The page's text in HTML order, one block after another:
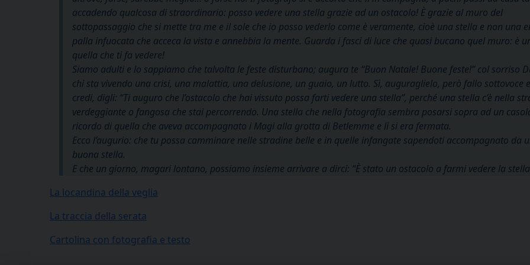
accadendo qualcosa di straordinario: posso vedere una stella grazie ad un ostacolo! È grazie al muro del
sottopassaggio che si mette tra me e il sole che io posso vederlo come è veramente, cioè una stella e non una
palla infuocata che acceca la vista e annebbia la mente. Guarda i fasci di luce che quasi bucano quel muro: è
quella che ti fa vedere!
Siamo adulti e lo sappiamo che talvolta le feste disturbano; augura te “Buon Natale! Buone feste!” col sorriso
chi sta vivendo una crisi, una malattia, una delusione, un guaio, un lutto. Sì, auguraglielo, però fallo sottovoce
credi, digli: “Ti auguro che l’ostacolo che hai vissuto possa farti vedere una stella”, perché una stella c’è nella
verdeggiante o fangosa che stai percorrendo. Una stella che nella fotografia sembra posarsi sopra ad un
ricordo di quella che aveva accompagnato i Magi alla grotta di Betlemme e lì si era fermata.
Ecco l’augurio: che tu possa camminare nelle stradine belle e in quelle infangate sapendoti accompagnato da
buona stella.
E che un giorno, magari lontano, possiamo insieme arrivare a dirci: “È stato un ostacolo a farmi vedere la
La locandina della veglia
La traccia della serata
Cartolina con fotografia e testo